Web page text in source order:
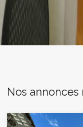
Nos annonces